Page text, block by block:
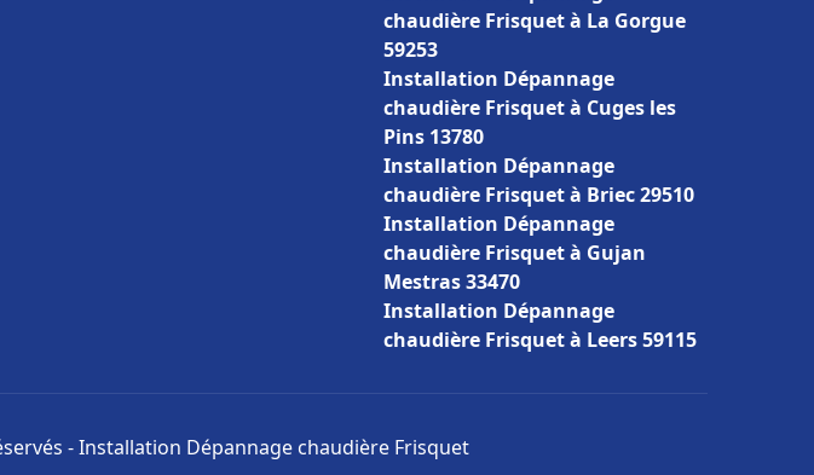
chaudière Frisquet à La Gorgue
59253
Installation Dépannage
chaudière Frisquet à Cuges les
Pins 13780
Installation Dépannage
chaudière Frisquet à Briec 29510
Installation Dépannage
chaudière Frisquet à Gujan
Mestras 33470
Installation Dépannage
chaudière Frisquet à Leers 59115
- Installation Dépannage chaudière Frisquet